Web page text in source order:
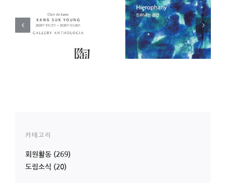
[전시 안내]
Hierophany 드러나는
[전시 안내] 아주 오래
된 오브제전 _ 오은교
(23기) 개인전
카테고리
회원활동 (269)
도림소식 (20)